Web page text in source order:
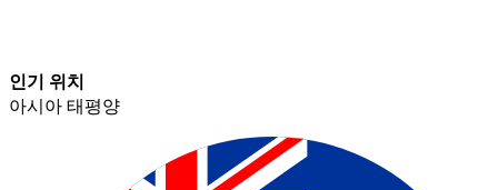
인기 위치​​
아시아 태평양​​